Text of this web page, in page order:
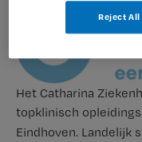
Het Catharina
topklinisch
Eindhoven. Landelijk
Reject All